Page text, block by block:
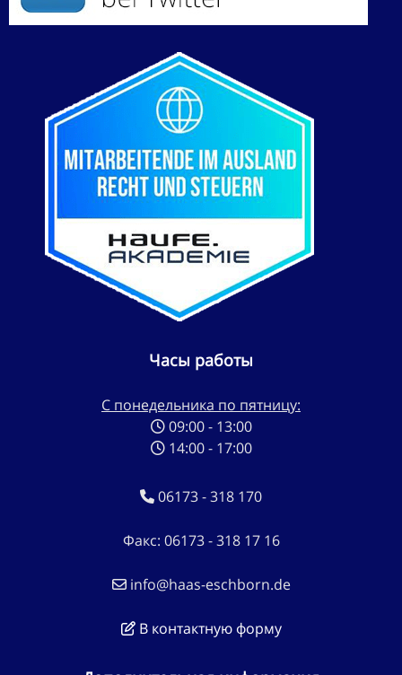
Часы работы
С понедельника по пятницу:
09:00 - 13:00
14:00 - 17:00
06173 - 318 170
Факс: 06173 - 318 17 16
info@haas-eschborn.de
В контактную форму